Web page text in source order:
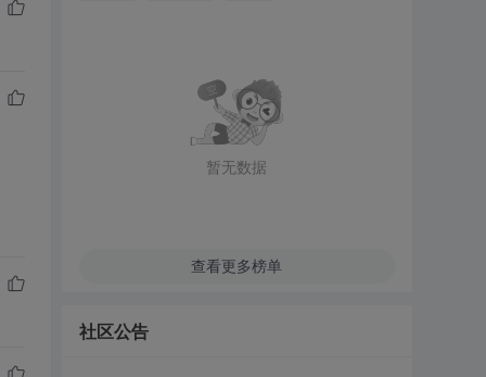
暂无数据
查看更多榜单
社区公告